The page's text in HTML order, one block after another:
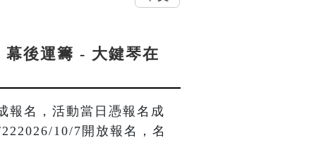
幕後運籌 - 大鍵琴在
報名，活動當日憑報名成
10/7開放報名，名